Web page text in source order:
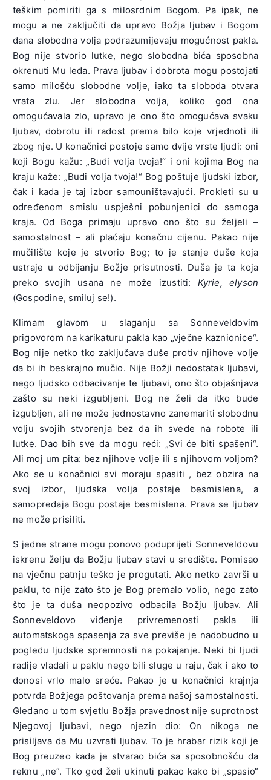
teškim pomiriti ga s milosrdnim Bogom. Pa ipak, ne
mogu a ne zaključiti da upravo Božja ljubav i Bogom
dana slobodna volja podrazumijevaju mogućnost pakla.
Bog nije stvorio lutke, nego slobodna bića sposobna
okrenuti Mu leđa. Prava ljubav i dobrota mogu postojati
samo milošću slobodne volje, iako ta sloboda otvara
vrata zlu. Jer slobodna volja, koliko god ona
omogućavala zlo, upravo je ono što omogućava svaku
ljubav, dobrotu ili radost prema bilo koje vrjednoti ili
zbog nje. U konačnici postoje samo dvije vrste ljudi: oni
koji Bogu kažu: „Budi volja tvoja!“ i oni kojima Bog na
kraju kaže: „Budi volja tvoja!“ Bog poštuje ljudski izbor,
čak i kada je taj izbor samouništavajući. Prokleti su u
određenom smislu uspješni pobunjenici do samoga
kraja. Od Boga primaju upravo ono što su željeli –
samostalnost – ali plaćaju konačnu cijenu. Pakao nije
mučilište koje je stvorio Bog; to je stanje duše koja
ustraje u odbijanju Božje prisutnosti. Duša je ta koja
preko svojih usana ne može izustiti: Kyrie, elyson
(Gospodine, smiluj se!).
Klimam glavom u slaganju sa Sonneveldovim
prigovorom na karikaturu pakla kao „vječne kaznionice“.
Bog nije netko tko zaključava duše protiv njihove volje
da bi ih beskrajno mučio. Nije Božji nedostatak ljubavi,
nego ljudsko odbacivanje te ljubavi, ono što objašnjava
zašto su neki izgubljeni. Bog ne želi da itko bude
izgubljen, ali ne može jednostavno zanemariti slobodnu
volju svojih stvorenja bez da ih svede na robote ili
lutke. Dao bih sve da mogu reći: „Svi će biti spašeni“.
Ali moj um pita: bez njihove volje ili s njihovom voljom?
Ako se u konačnici svi moraju spasiti , bez obzira na
svoj izbor, ljudska volja postaje besmislena, a
samopredaja Bogu postaje besmislena. Prava se ljubav
ne može prisiliti.
S jedne strane mogu ponovo poduprijeti Sonneveldovu
iskrenu želju da Božju ljubav stavi u središte. Pomisao
na vječnu patnju teško je progutati. Ako netko završi u
paklu, to nije zato što je Bog premalo volio, nego zato
što je ta duša neopozivo odbacila Božju ljubav. Ali
Sonneveldovo viđenje privremenosti pakla ili
automatskoga spasenja za sve previše je nadobudno u
pogledu ljudske spremnosti na pokajanje. Neki bi ljudi
radije vladali u paklu nego bili sluge u raju, čak i ako to
donosi vrlo malo sreće. Pakao je u konačnici krajnja
potvrda Božjega poštovanja prema našoj samostalnosti.
Gledano u tom svjetlu Božja pravednost nije suprotnost
Njegovoj ljubavi, nego njezin dio: On nikoga ne
prisiljava da Mu uzvrati ljubav. To je hrabar rizik koji je
Bog preuzeo kada je stvarao bića sa sposobnošću da
reknu „ne“. Tko god želi ukinuti pakao kako bi „spasio“